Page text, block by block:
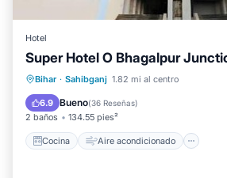
Hotel
Super Hotel O Bhagalpur
Bihar · Sahibganj 1.82 mi al centro
6.9 Bueno(36 Reseñas)
2 baños 134.55 pies²
Cocina Aire acondicionado
Cocina Aire acondicionado
Apto para niños